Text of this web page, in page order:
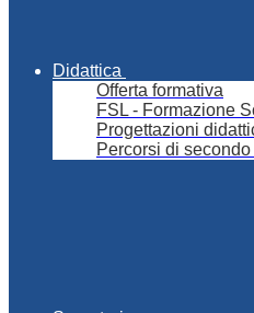
Didattica
Offerta formativa
FSL - Formazione
Progettazioni
Percorsi di